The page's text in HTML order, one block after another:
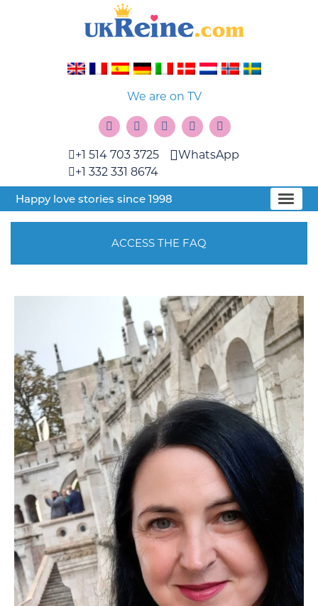
We are on TV
+1 514 703 3725
+1 332 331 8674
WhatsApp
Happy love stories since 1998
ACCESS THE FAQ